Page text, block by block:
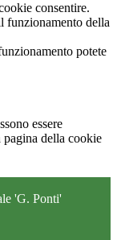
consentire.
funzionamento della
potete
essere
della cookie
'G. Ponti'